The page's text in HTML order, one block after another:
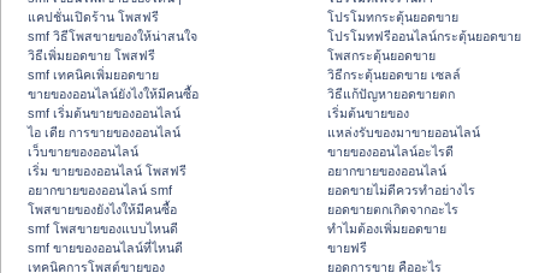
แคปชั่นเปิดร้าน โพสฟรี
smf วิธีโพสขายของให้น่าสนใจ
วิธีเพิ่มยอดขาย โพสฟรี
smf เทคนิคเพิ่มยอดขาย
ขายของออนไลน์ยังไงให้มีคนซื้อ
smf เริ่มต้นขายของออนไลน์
ไอ เดีย การขายของออนไลน์
เว็บขายของออนไลน์
เริ่ม ขายของออนไลน์ โพสฟรี
อยากขายของออนไลน์ smf
โพสขายของยังไงให้มีคนซื้อ
smf โพสขายของแบบไหนดี
smf ขายของออนไลน์ที่ไหนดี
เทคนิคการโพสต์ขายของ
โปรโมทกระตุ้นยอดขาย
โปรโมทฟรีออนไลน์กระตุ้นยอดขาย
โพสกระตุ้นยอดขาย
วิธีกระตุ้นยอดขาย เซลล์
วิธีแก้ปัญหายอดขายตก
เริ่มต้นขายของ
แหล่งรับของมาขายออนไลน์
ขายของออนไลน์อะไรดี
อยากขายของออนไลน์
ยอดขายไม่ดีควรทำอย่างไร
ยอดขายตกเกิดจากอะไร
ทำไมต้องเพิ่มยอดขาย
ขายฟรี
ยอดการขาย คืออะไร